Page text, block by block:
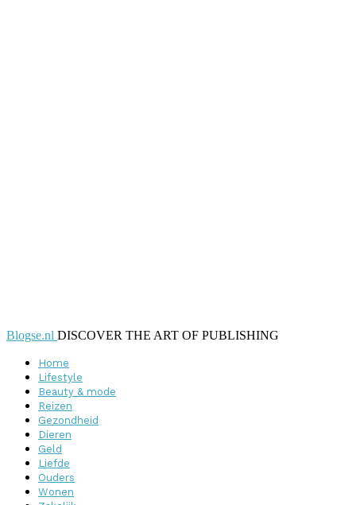
Blogse.nl DISCOVER THE ART OF PUBLISHING
Home
Lifestyle
Beauty & mode
Reizen
Gezondheid
Dieren
Geld
Liefde
Ouders
Wonen